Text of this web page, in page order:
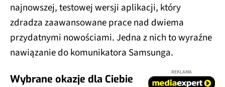
najnowszej, testowej wersji aplikacji, który
zdradza zaawansowane prace nad dwiema
przydatnymi nowościami. Jedna z nich to wyraźne
nawiązanie do komunikatora Samsunga.
Wybrane okazje dla Ciebie
REKLAMA